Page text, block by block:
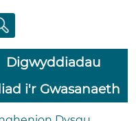
Digwyddiadau
i'r Gwasanaeth